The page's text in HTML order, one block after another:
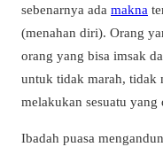
sebenarnya ada makna
(menahan diri). Orang
orang yang bisa imsak
untuk tidak marah, tidak
melakukan sesuatu yang
Ibadah puasa